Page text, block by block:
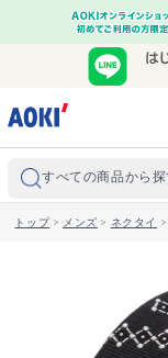
すべての商品から探
トップ> メンズ > ネクタイ >